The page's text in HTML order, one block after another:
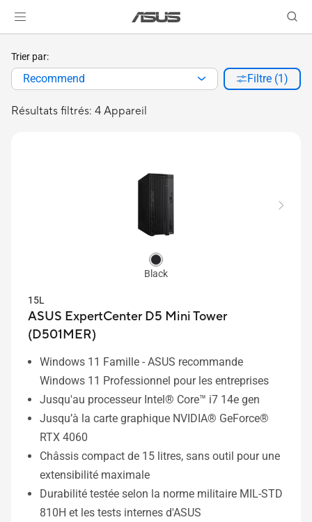
Résultats filtrés: 4 Appareil
Trier par:
Recommend Filtre (1)
Black
15L
ASUS ExpertCenter D5 Mini Tower
(D501MER)
Windows 11 Famille - ASUS recommande
Windows 11 Professionnel pour les entreprises
Jusqu'au processeur Intel® Core™ i7 14e gen
Jusqu’à la carte graphique NVIDIA® GeForce®
RTX 4060
Châssis compact de 15 litres, sans outil pour une
extensibilité maximale
Durabilité testée selon la norme militaire MIL-STD
810H et les tests internes d'ASUS